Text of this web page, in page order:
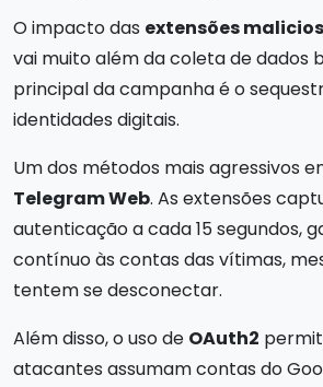
O impacto das extensões
vai muito além da coleta de dados
principal da campanha é o
identidades digitais.
Um dos métodos mais agressivos
Telegram Web. As extensões
autenticação a cada 15 segundos,
contínuo às contas das vítimas,
tentem se desconectar.
Além disso, o uso de OAuth2
atacantes assumam contas do